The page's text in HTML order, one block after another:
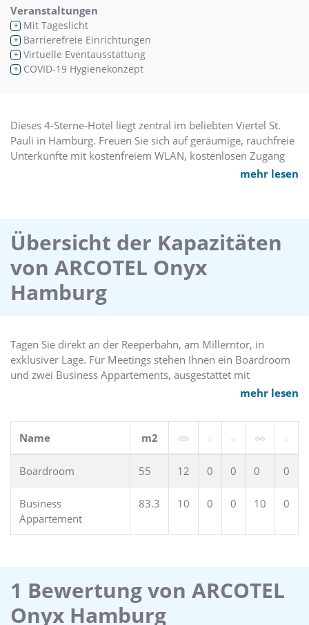
Veranstaltungen
+ Mit Tageslicht
+ Barrierefreie Einrichtungen
+ Virtuelle Eventausstattung
+ COVID-19 Hygienekonzept
Dieses 4-Sterne-Hotel liegt zentral im beliebten Viertel St.
Pauli in Hamburg. Freuen Sie sich auf geräumige, rauchfreie
Unterkünfte mit kostenfreiem WLAN, kostenlosen Zugang
Flachbild-TV, eine iPod-Dockingstation und
Sitzmöglichkeiten am Fenster tragen zu einem angenehmen
Aufenthalt bei.
In der Bar Wiener Café im Erdgeschoss wählen Sie aus
einem Angebot an hausgemachten Kuchen, Wiener Gebäck
Sie zudem ein herzhaftes Frühstücksbuffet bereit.
Das Hotel im beliebten Bezirk Reeperbahn liegt weniger als
2 km von Sehenswürdigkeiten wie der historischen
Speicherstadt und dem Hafen von Hamburg entfernt. Nach
mehr lesen
Übersicht der Kapazitäten
von ARCOTEL Onyx
Hamburg
Tagen Sie direkt an der Reeperbahn, am Millerntor, in
exklusiver Lage. Für Meetings stehen Ihnen ein Boardroom
und zwei Business Appartements, ausgestattet mit
modernster Technik, zur Verfügung. Die Räume bieten
Tageslicht.
mehr lesen
Name m2
Boardroom 55 12 0 0 0 0
Business
Appartement
83.3 10 0 0 10 0
1 Bewertung von ARCOTEL
Onyx Hamburg